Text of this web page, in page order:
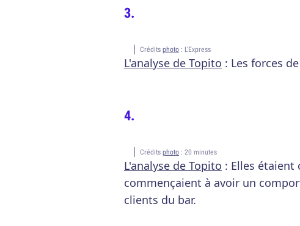
Crédits photo : L'Express
L'analyse de Topito : Les forces
Crédits photo : 20 minutes
L'analyse de Topito : Elles
commençaient à avoir un
clients du bar.